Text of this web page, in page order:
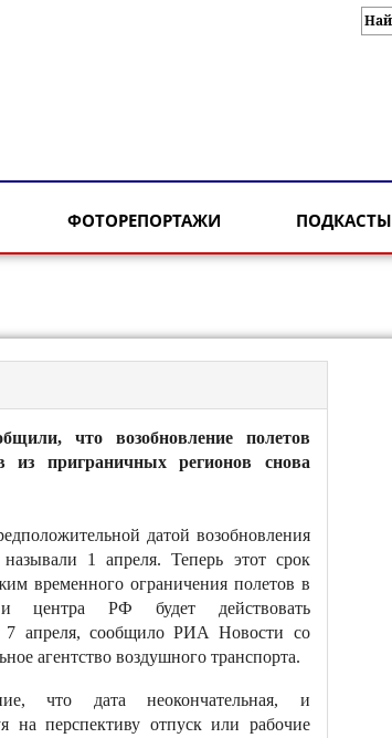
ФОТОРЕПОРТАЖИ ПОДКАСТЫ
что возобновление полетов
из приграничных регионов снова
датой возобновления
1 апреля. Теперь этот срок
временного ограничения полетов в
центра РФ будет действовать
7 апреля, сообщило РИА Новости со
агентство воздушного транспорта.
что дата неокончательная, и
на перспективу отпуск или рабочие